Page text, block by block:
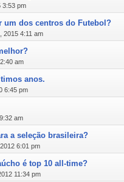
3:53 pm
um dos centros do Futebol?
2015 4:11 am
am
anos.
6:45 pm
am
a seleção brasileira?
6:01 pm
é top 10 all-time?
11:34 pm